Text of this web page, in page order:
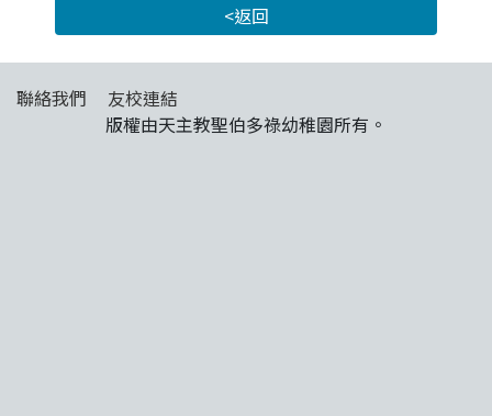
<返回
聯絡我們
友校連結
版權由天主教聖伯多祿幼稚園所有。